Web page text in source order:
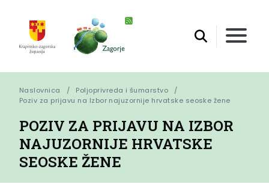
Naslovnica
Poljoprivreda i šumarstvo
Poziv za prijavu na Izbor najuzornije hrvatske seoske žene
POZIV ZA PRIJAVU NA IZBOR
NAJUZORNIJE HRVATSKE
SEOSKE ŽENE